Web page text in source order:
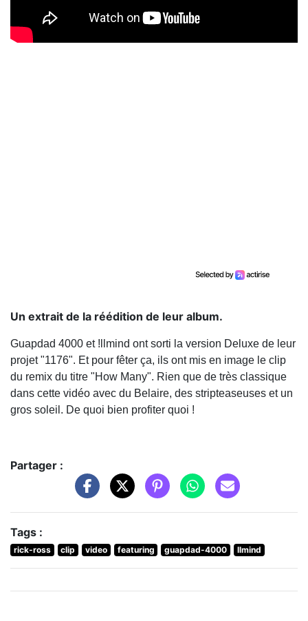
Un extrait de la réédition de leur album.
Guapdad 4000 et !llmind ont sorti la version Deluxe de leur
projet "1176". Et pour fêter ça, ils ont mis en image le clip
du remix du titre "How Many". Rien que de très classique
dans cette vidéo avec du Belaire, des stripteaseuses et un
gros soleil. De quoi bien profiter quoi !
Partager :
Tags :
rick-ross clip video featuring guapdad-4000 llmind